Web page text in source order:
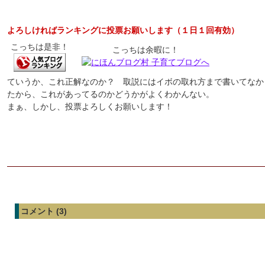
よろしければランキングに投票お願いします（１日１回有効）
こっちは是非！
こっちは余暇に！
ていうか、これ正解なのか？ 取説にはイボの取れ方まで書いてな
たから、これがあってるのかどうかがよくわかんない。
まぁ、しかし、投票よろしくお願いします！
コメント (3)